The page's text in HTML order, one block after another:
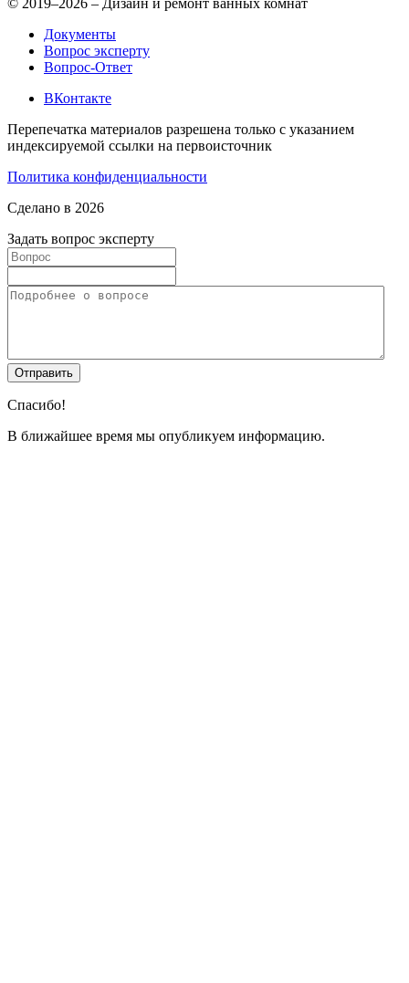
© 2019–2026 – Дизайн и ремонт ванных комнат
Документы
Вопрос эксперту
Вопрос-Ответ
ВКонтакте
Перепечатка материалов разрешена только с указанием
индексируемой ссылки на первоисточник
Политика конфиденциальности
Сделано в 2026
Задать вопрос эксперту
Спасибо!
В ближайшее время мы опубликуем информацию.